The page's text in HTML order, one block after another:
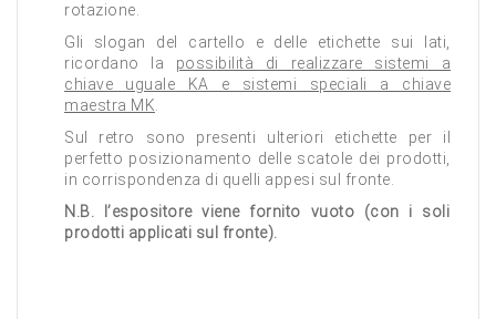
rotazione.
Gli slogan del cartello e delle etichette sui lati,
ricordano la possibilità di realizzare sistemi a
chiave uguale KA e sistemi speciali a chiave
maestra MK
Sul retro sono presenti ulteriori etichette per il
perfetto posizionamento delle scatole dei prodotti,
in corrispondenza di quelli appesi sul fronte.
N.B. l’espositore viene fornito vuoto (con i soli
prodotti applicati sul fronte).